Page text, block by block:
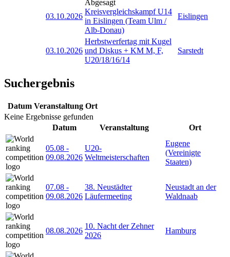
03.10.2026
Abgesagt
Kreisvergleichskampf U14
in Eislingen (Team Ulm /
Alb-Donau)
Eislingen
03.10.2026
Herbstwerfertag mit Kugel
und Diskus + KM M, F,
U20/18/16/14
Sarstedt
Suchergebnis
Datum Veranstaltung Ort
Keine Ergebnisse gefunden
Datum
Veranstaltung Ort
05.08 -
09.08.2026
U20-
Weltmeisterschaften
Eugene
(Vereinigte
Staaten)
07.08 -
09.08.2026
38. Neustädter
Läufermeeting
Neustadt an der
Waldnaab
08.08.2026
10. Nacht der Zehner
2026
Hamburg